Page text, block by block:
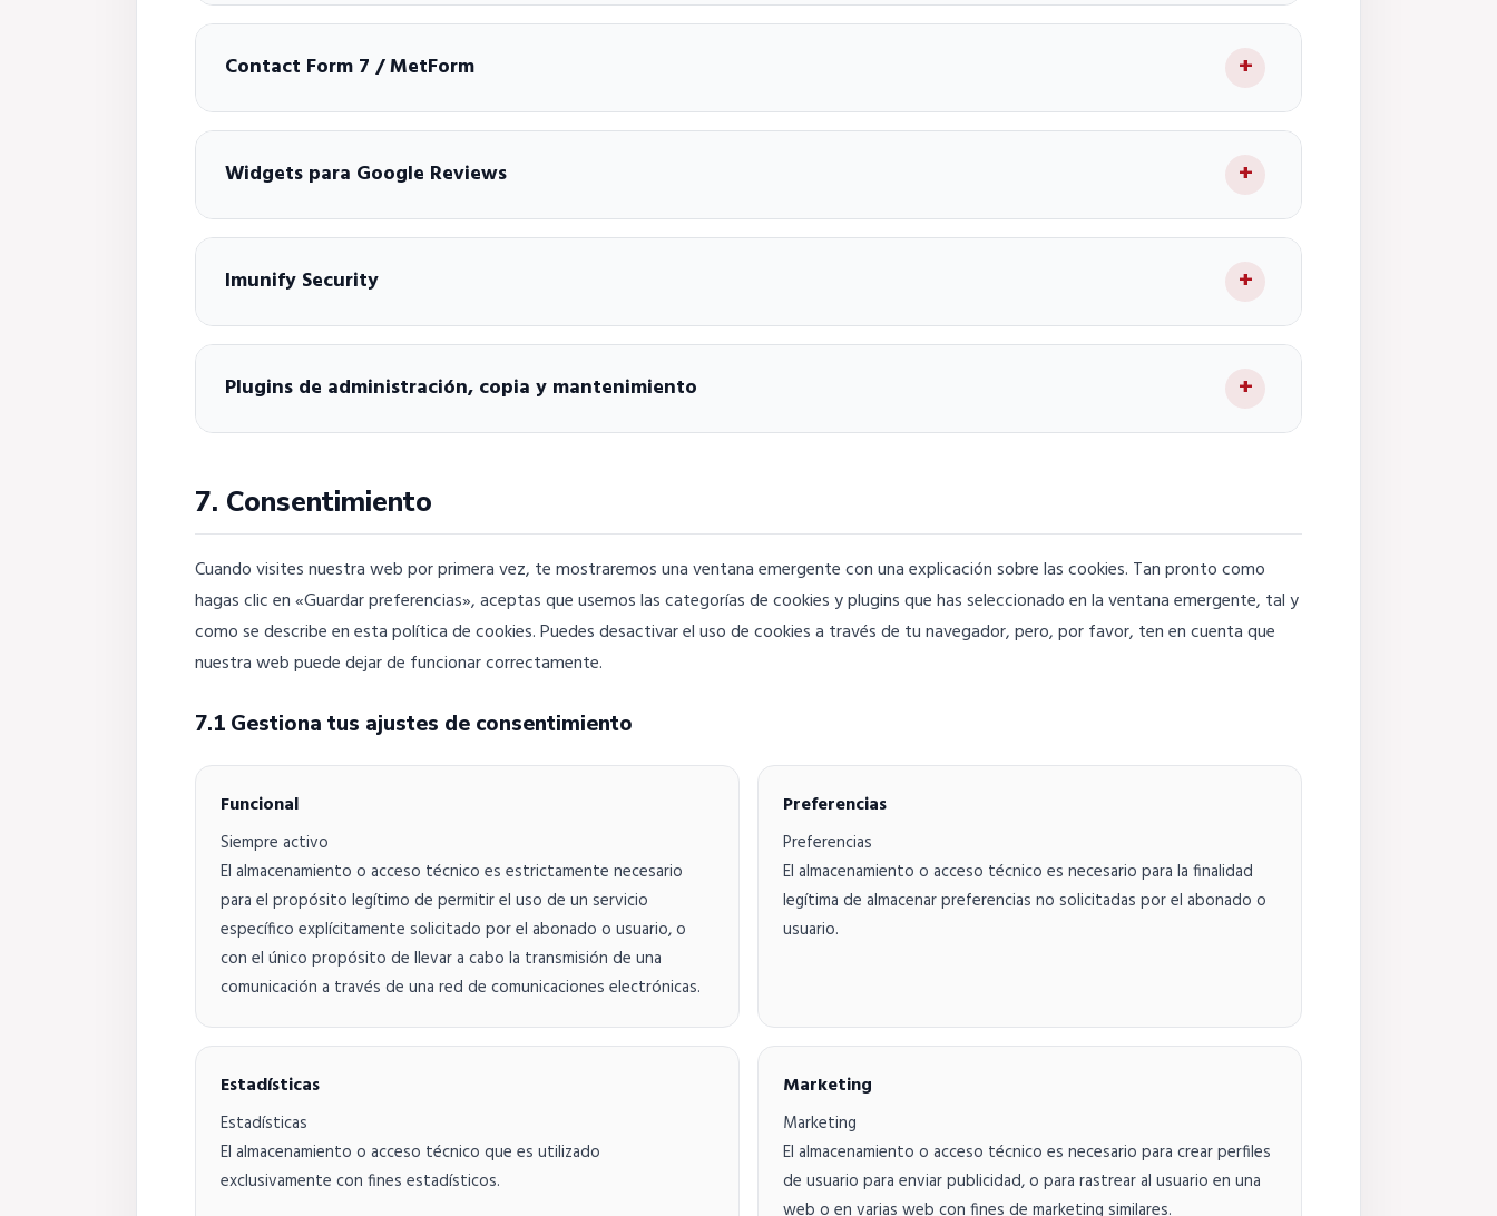
Contact Form 7 / MetForm
Widgets para Google Reviews
Imunify Security
Plugins de administración, copia y mantenimiento
7. Consentimiento
Cuando visites nuestra web por primera vez, te mostraremos una ventana emergente con una explicación sobre las cookies. Tan pronto como
hagas clic en «Guardar preferencias», aceptas que usemos las categorías de cookies y plugins que has seleccionado en la ventana emergente, tal y
como se describe en esta política de cookies. Puedes desactivar el uso de cookies a través de tu navegador, pero, por favor, ten en cuenta que
nuestra web puede dejar de funcionar correctamente.
7.1 Gestiona tus ajustes de consentimiento
Funcional
Siempre activo
El almacenamiento o acceso técnico es estrictamente necesario
para el propósito legítimo de permitir el uso de un servicio
específico explícitamente solicitado por el abonado o usuario, o
con el único propósito de llevar a cabo la transmisión de una
comunicación a través de una red de comunicaciones electrónicas.
Preferencias
Preferencias
El almacenamiento o acceso técnico es necesario para la finalidad
legítima de almacenar preferencias no solicitadas por el abonado o
usuario.
Estadísticas
Estadísticas
El almacenamiento o acceso técnico que es utilizado
exclusivamente con fines estadísticos.
Marketing
Marketing
El almacenamiento o acceso técnico es necesario para crear perfiles
de usuario para enviar publicidad, o para rastrear al usuario en una
web o en varias web con fines de marketing similares.